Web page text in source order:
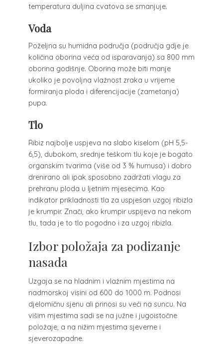
temperatura duljina cvatova se smanjuje.
Voda
Poželjna su humidna područja (područja gdje je
količina oborina veća od isparavanja) sa 800 mm
oborina godišnje. Oborina može biti manje
ukoliko je povoljna vlažnost zraka u vrijeme
formiranja ploda i diferencijacije (zametanja)
pupa.
Tlo
Ribiz najbolje uspjeva na slabo kiselom (pH 5,5-
6,5), dubokom, srednje teškom tlu koje je bogato
organskim tvarima (više od 3 % humusa) i dobro
drenirano ali ipak sposobno zadržati vlagu za
prehranu ploda u ljetnim mjesecima. Kao
indikator prikladnosti tla za uspješan uzgoj ribizla
je krumpir. Znači, ako krumpir uspijeva na nekom
tlu, tada je to tlo pogodno i za uzgoj ribizla.
Izbor položaja za podizanje
nasada
Uzgaja se na hladnim i vlažnim mjestima na
nadmorskoj visini od 600 do 1000 m. Podnosi
djelomičnu sjenu ali prinosi su veći na suncu. Na
višim mjestima sadi se na južne i jugoistočne
položaje, a na nižim mjestima sjeverne i
sjeverozapadne.